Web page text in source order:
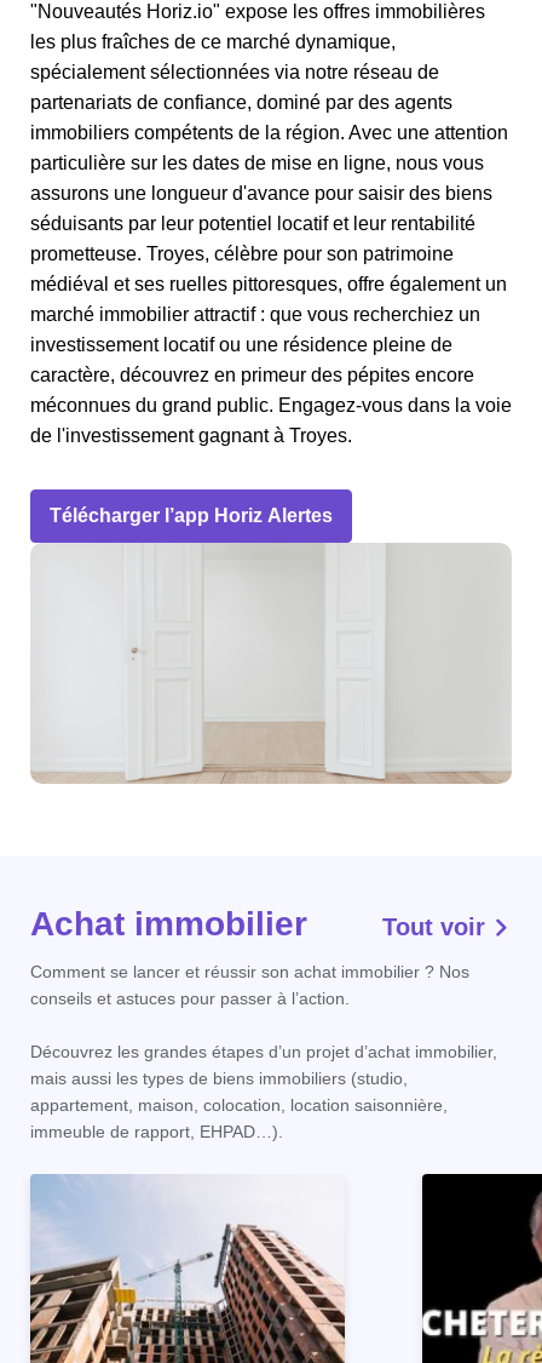
"Nouveautés Horiz.io" expose les offres immobilières
les plus fraîches de ce marché dynamique,
spécialement sélectionnées via notre réseau de
partenariats de confiance, dominé par des agents
immobiliers compétents de la région. Avec une attention
particulière sur les dates de mise en ligne, nous vous
assurons une longueur d'avance pour saisir des biens
séduisants par leur potentiel locatif et leur rentabilité
prometteuse. Troyes, célèbre pour son patrimoine
médiéval et ses ruelles pittoresques, offre également un
marché immobilier attractif : que vous recherchiez un
investissement locatif ou une résidence pleine de
caractère, découvrez en primeur des pépites encore
méconnues du grand public. Engagez-vous dans la voie
de l'investissement gagnant à Troyes.
Télécharger l’app Horiz Alertes
Achat immobilier Tout voir
Comment se lancer et réussir son achat immobilier ? Nos
conseils et astuces pour passer à l’action.
Découvrez les grandes étapes d’un projet d’achat immobilier,
mais aussi les types de biens immobiliers (studio,
appartement, maison, colocation, location saisonnière,
immeuble de rapport, EHPAD…).